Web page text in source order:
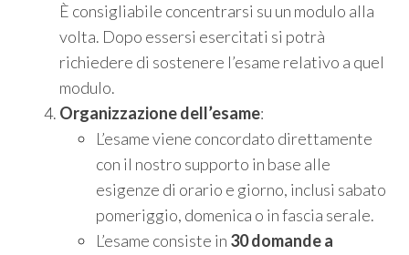
È consigliabile concentrarsi su un modulo alla
volta. Dopo essersi esercitati si potrà
richiedere di sostenere l’esame relativo a quel
modulo.
Organizzazione dell’esame:
L’esame viene concordato direttamente
con il nostro supporto in base alle
esigenze di orario e giorno, inclusi sabato
pomeriggio, domenica o in fascia serale.
L’esame consiste in 30 domande a